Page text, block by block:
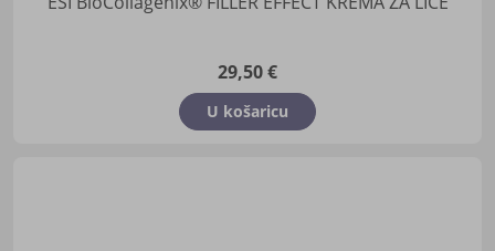
29,50 €
U košaricu